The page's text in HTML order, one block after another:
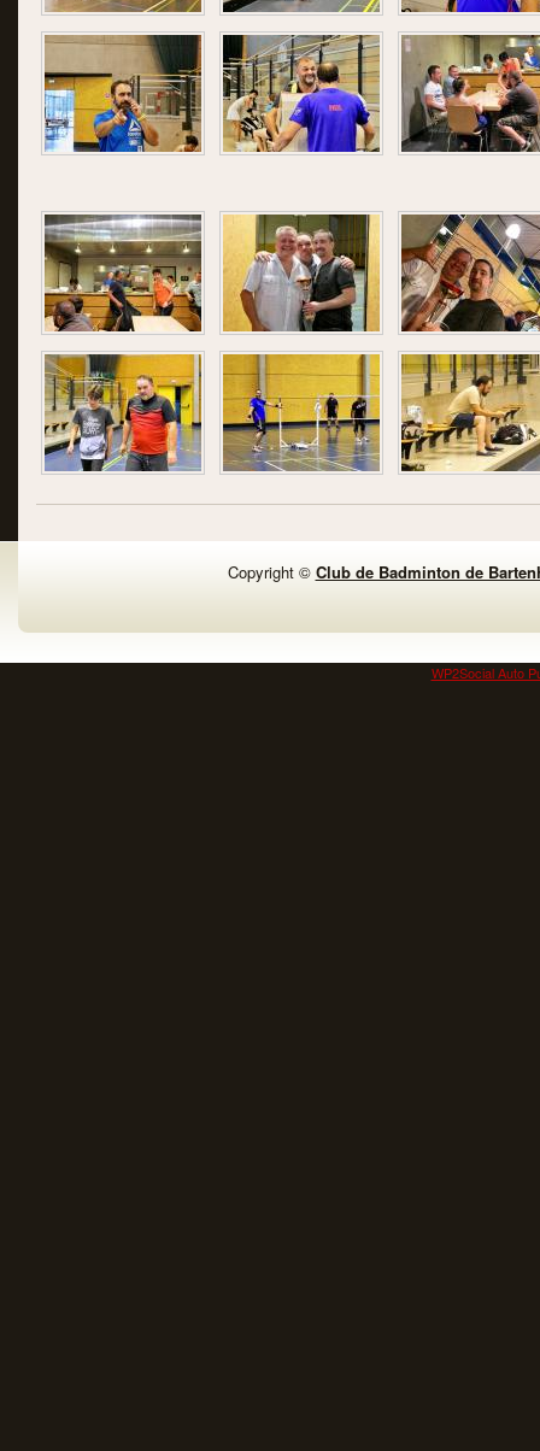
Copyright © Club de Badminton de
WP2Social Auto